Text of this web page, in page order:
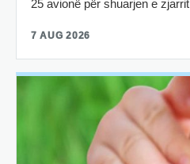
25 avionë për shuarjen e
7 AUG 2026